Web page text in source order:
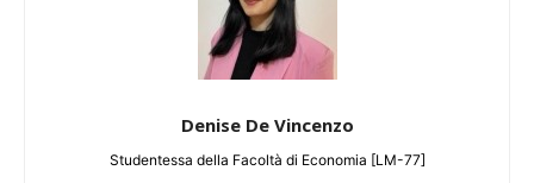
Denise De Vincenzo
Studentessa della Facoltà di Economia [LM-77]